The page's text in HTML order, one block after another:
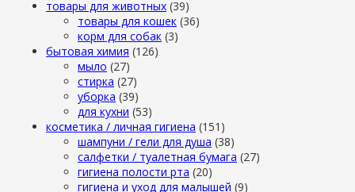
товары для животных (39)
товары для кошек (36)
корм для собак (3)
бытовая химия (126)
мыло (27)
стирка (27)
уборка (39)
для кухни (53)
косметика / личная гигиена (151)
шампуни / гели для душа (38)
салфетки / туалетная бумага (27)
гигиена полости рта (20)
гигиена и уход для малышей (9)